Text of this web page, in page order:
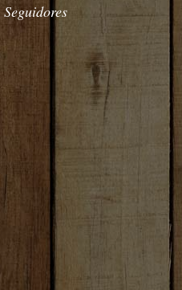
Seguidores